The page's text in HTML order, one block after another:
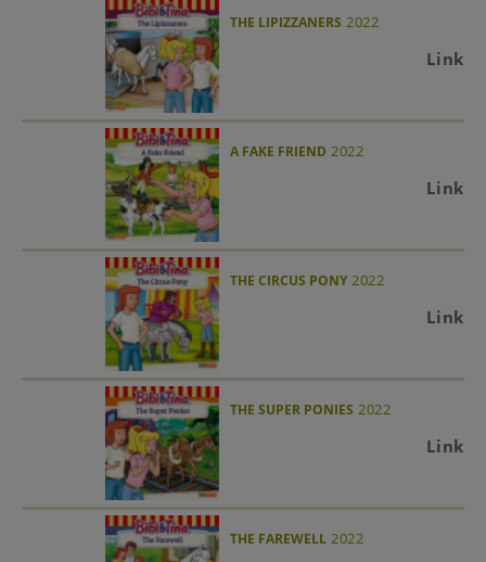
THE LIPIZZANERS 2022
Link
A FAKE FRIEND 2022
Link
THE CIRCUS PONY 2022
Link
THE SUPER PONIES 2022
Link
THE FAREWELL 2022